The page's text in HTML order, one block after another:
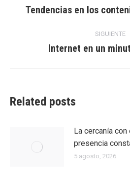
entre
Tendencias en los
SIGUIENTE
Internet en un
Related posts
La cercanía
presencia
5 agosto, 2026